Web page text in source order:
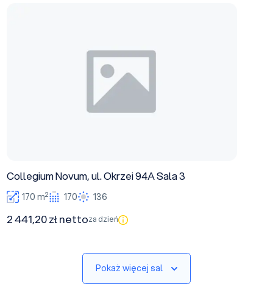
Collegium Novum, ul. Okrzei 94A Sala 3
170 m2 170 136
2 441,20 zł nettoza dzień
Pokaż więcej sal